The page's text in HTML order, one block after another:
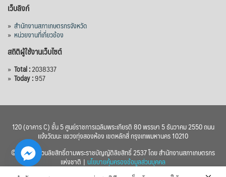
เว็บลิงก์
» สำนักงานสภาเกษตรกรจังหวัด
» หน่วยงานที่เกี่ยวข้อง
สถิติผู้ใช้งานเว็บไซต์
» Total :2038337
» Today :957
120 (อาคาร C) ชั้น 5 ศูนย์ราชการเฉลิมพระเกียรติ 80 พรรษา 5 ธันวาคม 2550 ถนน
แจ้งวัฒนะ แขวงทุ่งสองห้อง เขตหลักสี่ กรุงเทพมหานคร 10210
© 2560 สงวนลิขสิทธิ์ตามพระราชบัญญัติลิขสิทธิ์ 2537 โดย สำนักงานสภาเกษตรกร
แห่งชาติ | นโยบายคุ้มครองข้อมูลส่วนบุคคล